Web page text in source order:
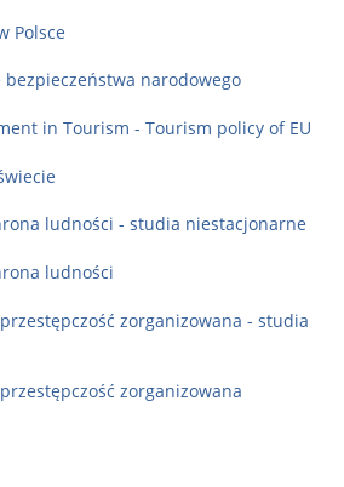
Polsce
narodowego
in Tourism - Tourism policy of EU
ludności - studia niestacjonarne
ludności
zorganizowana - studia
zorganizowana